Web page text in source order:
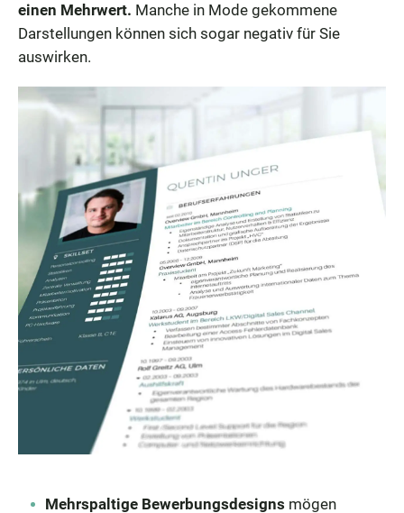
einen Mehrwert. Manche in Mode gekommene
Darstellungen können sich sogar negativ für Sie
auswirken.
Mehrspaltige Bewerbungsdesigns mögen